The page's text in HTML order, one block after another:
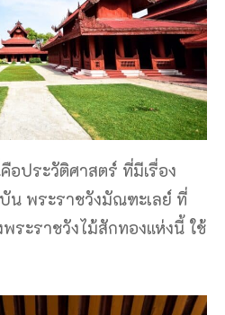
อประวัติศาสตร์ ที่มีเรื่อง
น พระราชวังมัณฑะเลย์ ที่
ระราชวังไม้สักทองแห่งนี้ ใช้